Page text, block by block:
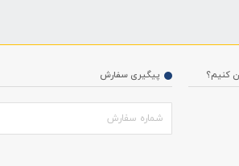
کنیم؟
پیگیری سفارش